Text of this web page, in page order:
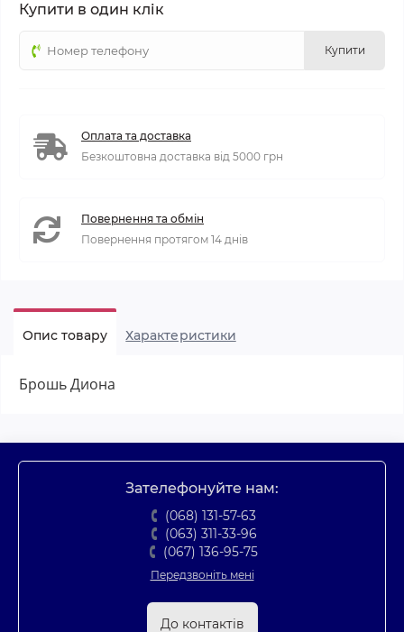
Купити в один клік
Купити
Оплата та доставка
Безкоштовна доставка від 5000 грн
Повернення та обмін
Повернення протягом 14 днів
Опис товару Характеристики
Брошь Диона
Зателефонуйте нам:
(068) 131-57-63
(063) 311-33-96
(067) 136-95-75
Передзвоніть мені
До контактів